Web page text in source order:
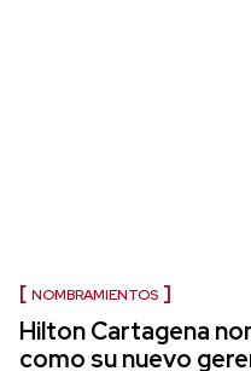
NOMBRAMIENTOS
Hilton Cartagena
como su nuevo